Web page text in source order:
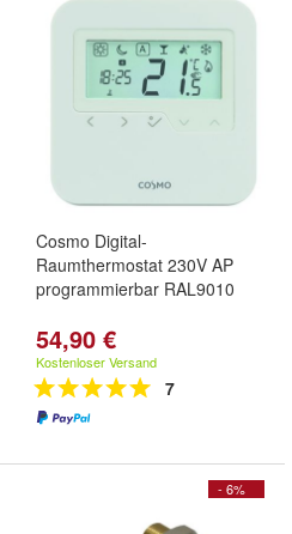
Cosmo Digital-
Raumthermostat 230V AP
programmierbar RAL9010
54,90 €
Kostenloser Versand
7
- 6%